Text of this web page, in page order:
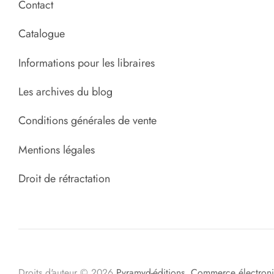
Contact
Catalogue
Informations pour les libraires
Les archives du blog
Conditions générales de vente
Mentions légales
Droit de rétractation